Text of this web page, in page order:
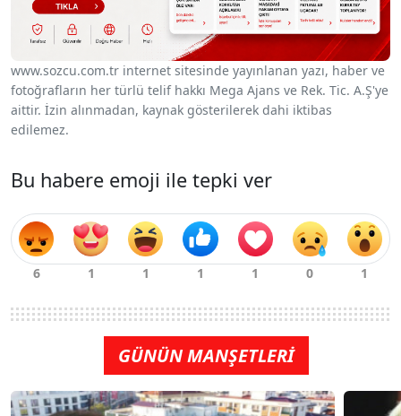
www.sozcu.com.tr internet sitesinde yayınlanan yazı, haber ve
fotoğrafların her türlü telif hakkı Mega Ajans ve Rek. Tic. A.Ş'ye
aittir. İzin alınmadan, kaynak gösterilerek dahi iktibas
edilemez.
Bu habere emoji ile tepki ver
GÜNÜN MANŞETLERİ